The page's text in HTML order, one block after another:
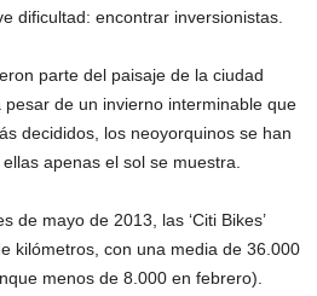
dificultad: encontrar inversionistas.
parte del paisaje de la ciudad
de un invierno interminable que
decididos, los neoyorquinos se han
apenas el sol se muestra.
de mayo de 2013, las ‘Citi Bikes’
kilómetros, con una media de 36.000
menos de 8.000 en febrero).